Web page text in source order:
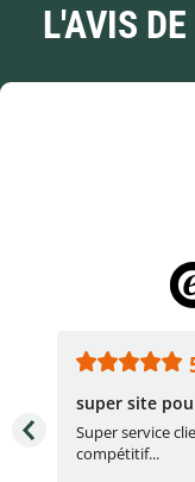
L'AVIS
super site
Super service
compétitif...